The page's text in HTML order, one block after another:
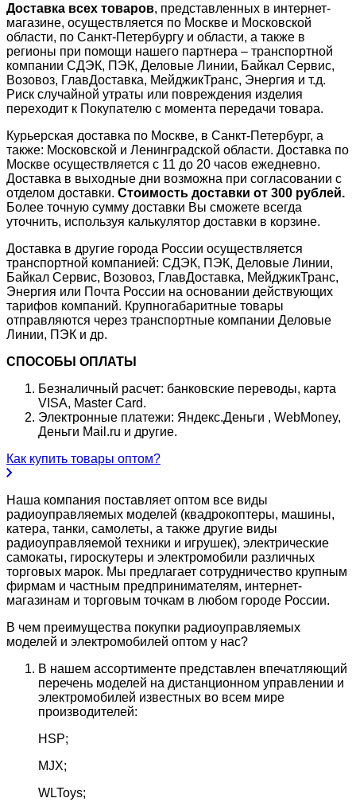
Доставка всех товаров, представленных в интернет-
магазине, осуществляется по Москве и Московской
области, по Санкт-Петербургу и области, а также в
регионы при помощи нашего партнера – транспортной
компании СДЭК, ПЭК, Деловые Линии, Байкал Сервис,
Возовоз, ГлавДоставка, МейджикТранс, Энергия и т.д.
Риск случайной утраты или повреждения изделия
переходит к Покупателю с момента передачи товара.
Курьерская доставка по Москве, в Санкт-Петербург, а
также: Московской и Ленинградской области. Доставка по
Москве осуществляется с 11 до 20 часов ежедневно.
Доставка в выходные дни возможна при согласовании с
отделом доставки. Стоимость доставки от 300 рублей.
Более точную сумму доставки Вы сможете всегда
уточнить, используя калькулятор доставки в корзине.
Доставка в другие города России осуществляется
транспортной компанией: СДЭК, ПЭК, Деловые Линии,
Байкал Сервис, Возовоз, ГлавДоставка, МейджикТранс,
Энергия или Почта России на основании действующих
тарифов компаний. Крупногабаритные товары
отправляются через транспортные компании Деловые
Линии, ПЭК и др.
СПОСОБЫ ОПЛАТЫ
Безналичный расчет: банковские переводы, карта
VISA, Master Card.
Электронные платежи: Яндекс.Деньги , WebMoney,
Деньги Mail.ru и другие.
Как купить товары оптом?
Наша компания поставляет оптом все виды
радиоуправляемых моделей (квадрокоптеры, машины,
катера, танки, самолеты, а также другие виды
радиоуправляемой техники и игрушек), электрические
самокаты, гироскутеры и электромобили различных
торговых марок. Мы предлагает сотрудничество крупным
фирмам и частным предпринимателям, интернет-
магазинам и торговым точкам в любом городе России.
В чем преимущества покупки радиоуправляемых
моделей и электромобилей оптом у нас?
В нашем ассортименте представлен впечатляющий
перечень моделей на дистанционном управлении и
электромобилей известных во всем мире
производителей:
HSP;
MJX;
WLToys;